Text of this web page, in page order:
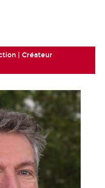
| Créateur